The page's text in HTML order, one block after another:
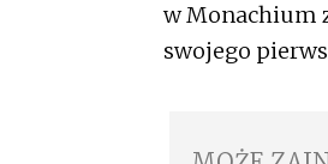
w Monachium
swojego